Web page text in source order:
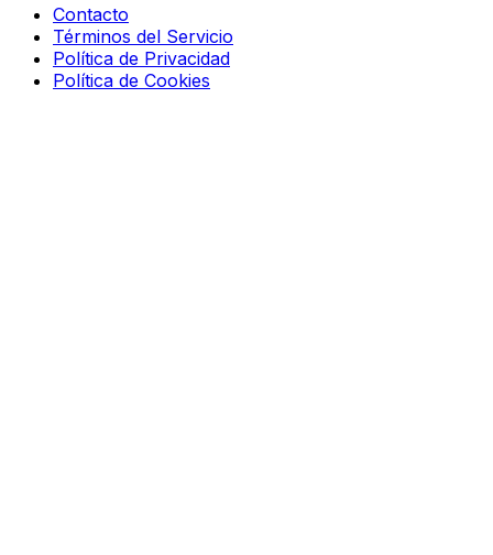
Contacto
Términos del Servicio
Política de Privacidad
Política de Cookies